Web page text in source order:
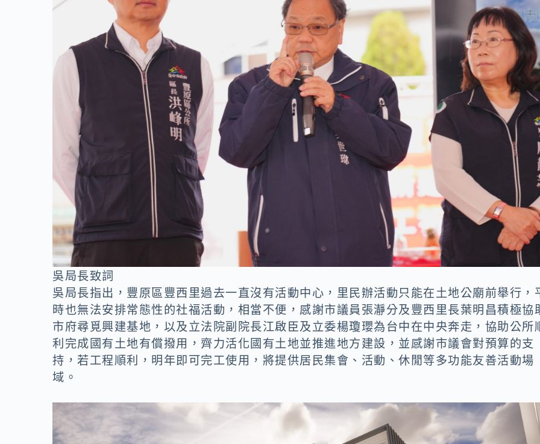
吳局長致詞
吳局長指出，豐原區豐西里過去一直沒有活動中心，里民辦活動只能在土地公廟前舉行，
時也無法安排常態性的社福活動，相當不便，感謝市議員張瀞分及豐西里長葉明昌積極協
市府尋覓興建基地，以及立法院副院長江啟臣及立委楊瓊瓔為台中在中央奔走，協助公所
利完成國有土地有償撥用，齊力活化國有土地並推進地方建設，並感謝市議會對預算的支
持，若工程順利，明年即可完工使用，將提供居民集會、活動、休閒等多功能友善活動場
域。